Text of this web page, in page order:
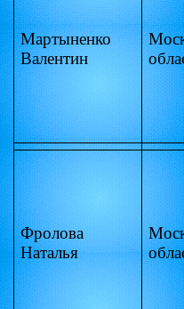
Мартыненко
Валентин
Фролова
Наталья